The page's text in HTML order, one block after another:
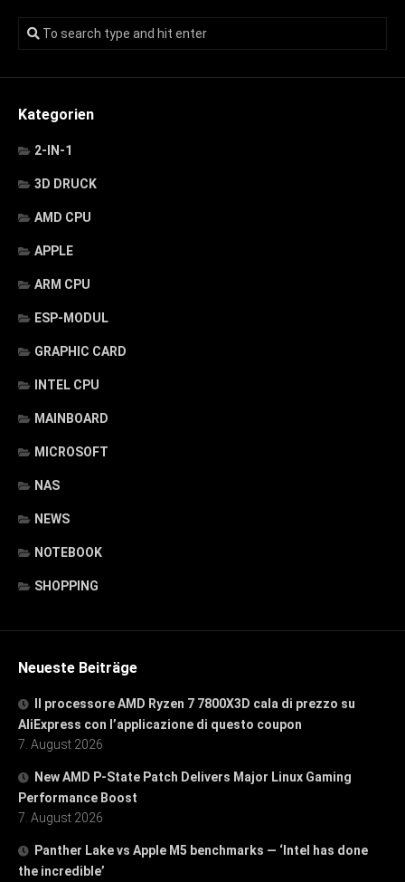
Kategorien
2-IN-1
3D DRUCK
AMD CPU
APPLE
ARM CPU
ESP-MODUL
GRAPHIC CARD
INTEL CPU
MAINBOARD
MICROSOFT
NAS
NEWS
NOTEBOOK
SHOPPING
Neueste Beiträge
Il processore AMD Ryzen 7 7800X3D cala di prezzo su
AliExpress con l’applicazione di questo coupon
7. August 2026
New AMD P-State Patch Delivers Major Linux Gaming
Performance Boost
7. August 2026
Panther Lake vs Apple M5 benchmarks — ‘Intel has done
the incredible’